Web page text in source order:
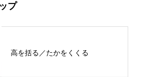
プ
高を括る／たかをくくる